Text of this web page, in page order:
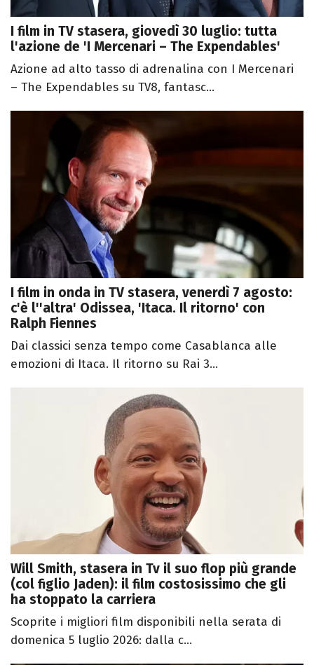
I film in TV stasera, giovedì 30 luglio: tutta
l'azione de 'I Mercenari – The Expendables'
Azione ad alto tasso di adrenalina con I Mercenari
– The Expendables su TV8, fantasc...
I film in onda in TV stasera, venerdì 7 agosto:
c'è l''altra' Odissea, 'Itaca. Il ritorno' con
Ralph Fiennes
Dai classici senza tempo come Casablanca alle
emozioni di Itaca. Il ritorno su Rai 3...
Will Smith, stasera in Tv il suo flop più grande
(col figlio Jaden): il film costosissimo che gli
ha stoppato la carriera
Scoprite i migliori film disponibili nella serata di
domenica 5 luglio 2026: dalla c...